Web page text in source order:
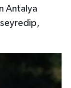
Antalya
seyredip,